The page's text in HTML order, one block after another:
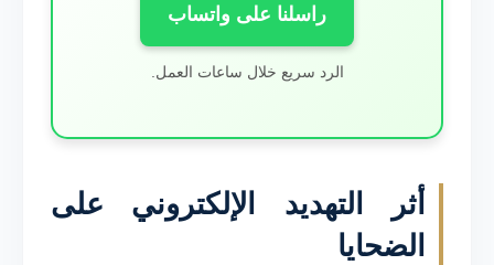
راسلنا على واتساب
الرد سريع خلال ساعات العمل.
أثر التهديد الإلكتروني على
الضحايا